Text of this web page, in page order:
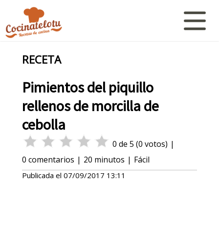
RECETA
Pimientos del piquillo
rellenos de morcilla de
cebolla
0 de 5 (0 votos) |
0 comentarios | 20 minutos | Fácil
Publicada el 07/09/2017 13:11